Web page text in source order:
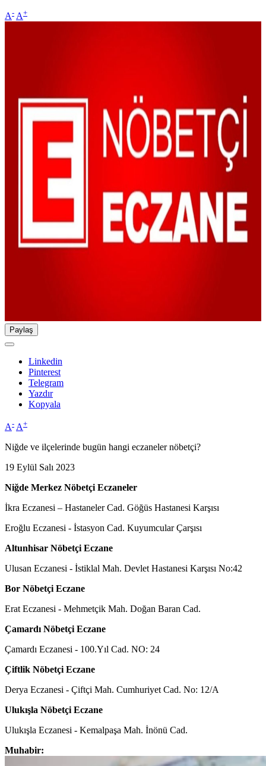
A- A+
Paylaş
Linkedin
Pinterest
Telegram
Yazdır
Kopyala
A- A+
Niğde ve ilçelerinde bugün hangi eczaneler nöbetçi?
19 Eylül Salı 2023
Niğde Merkez Nöbetçi Eczaneler
İkra Eczanesi – Hastaneler Cad. Göğüs Hastanesi Karşısı
Eroğlu Eczanesi - İstasyon Cad. Kuyumcular Çarşısı
Altunhisar Nöbetçi Eczane
Ulusan Eczanesi - İstiklal Mah. Devlet Hastanesi Karşısı No:42
Bor Nöbetçi Eczane
Erat Eczanesi - Mehmetçik Mah. Doğan Baran Cad.
Çamardı Nöbetçi Eczane
Çamardı Eczanesi - 100.Yıl Cad. NO: 24
Çiftlik Nöbetçi Eczane
Derya Eczanesi - Çiftçi Mah. Cumhuriyet Cad. No: 12/A
Ulukışla Nöbetçi Eczane
Ulukışla Eczanesi - Kemalpaşa Mah. İnönü Cad.
Muhabir: